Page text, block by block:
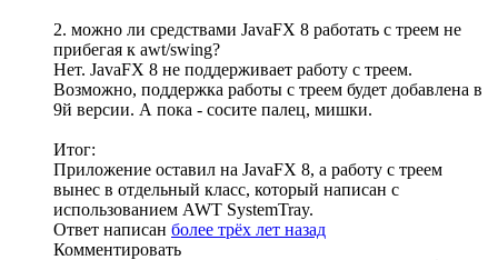
2. можно ли средствами JavaFX 8 работать с треем не
прибегая к awt/swing?
Нет. JavaFX 8 не поддерживает работу с треем.
Возможно, поддержка работы с треем будет добавлена в
9й версии. А пока - сосите палец, мишки.
Итог:
Приложение оставил на JavaFX 8, а работу с треем
вынес в отдельный класс, который написан с
использованием AWT SystemTray.
Ответ написан более трёх лет назад
Комментировать